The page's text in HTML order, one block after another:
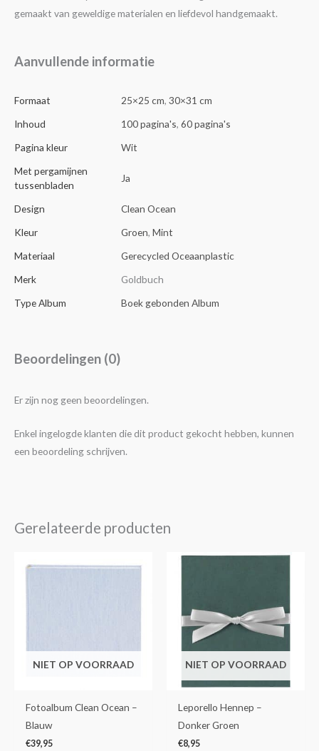
gemaakt van geweldige materialen en liefdevol handgemaakt.
Aanvullende informatie
Formaat 25×25 cm, 30×31 cm
Inhoud
100 pagina's, 60 pagina's
Pagina kleur
Wit
Met pergamijnen
tussenbladen
Ja
Design
Clean Ocean
Kleur
Groen, Mint
Materiaal
Gerecycled Oceaanplastic
Merk
Goldbuch
Type Album
Boek gebonden Album
Beoordelingen (0)
Er zijn nog geen beoordelingen.
Enkel ingelogde klanten die dit product gekocht hebben, kunnen
een beoordeling schrijven.
Gerelateerde producten
NIET OP VOORRAAD
Fotoalbum Clean Ocean –
Blauw
€39,95
Deze
optie
NIET OP VOORRAAD
Leporello Hennep –
Donker Groen
€8,95